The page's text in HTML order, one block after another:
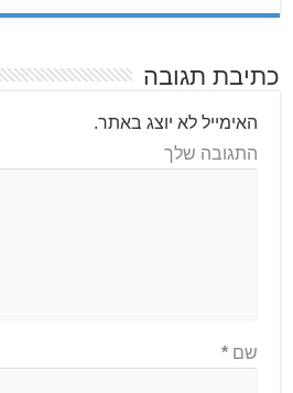
כתיבת תגובה
האימייל לא יוצג באתר.
התגובה שלך
שם*